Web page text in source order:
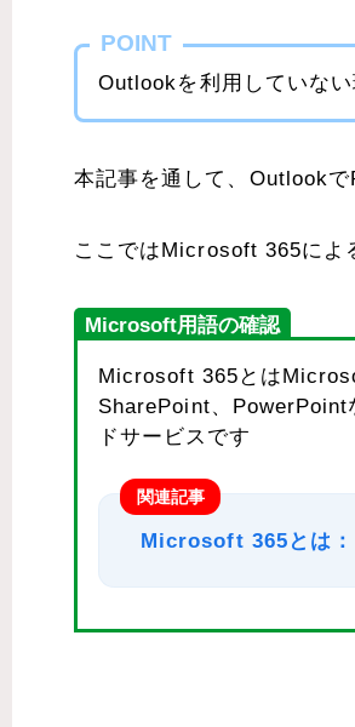
POINT
Outlookを利用していな
本記事を通して、Outlookで
ここではMicrosoft 365によ
Microsoft用語の確認
Microsoft 365とは
SharePoint、PowerPoint
ドサービスです
関連記事
Microsoft 365とは：